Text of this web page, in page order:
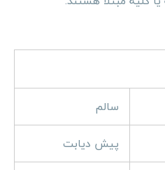
سالم
پیش دیابت